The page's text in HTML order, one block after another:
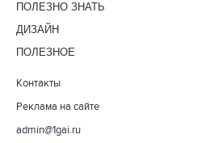
ПОЛЕЗНО ЗНАТЬ
ДИЗАЙН
ПОЛЕЗНОЕ
Контакты
Реклама на сайте
admin@1gai.ru